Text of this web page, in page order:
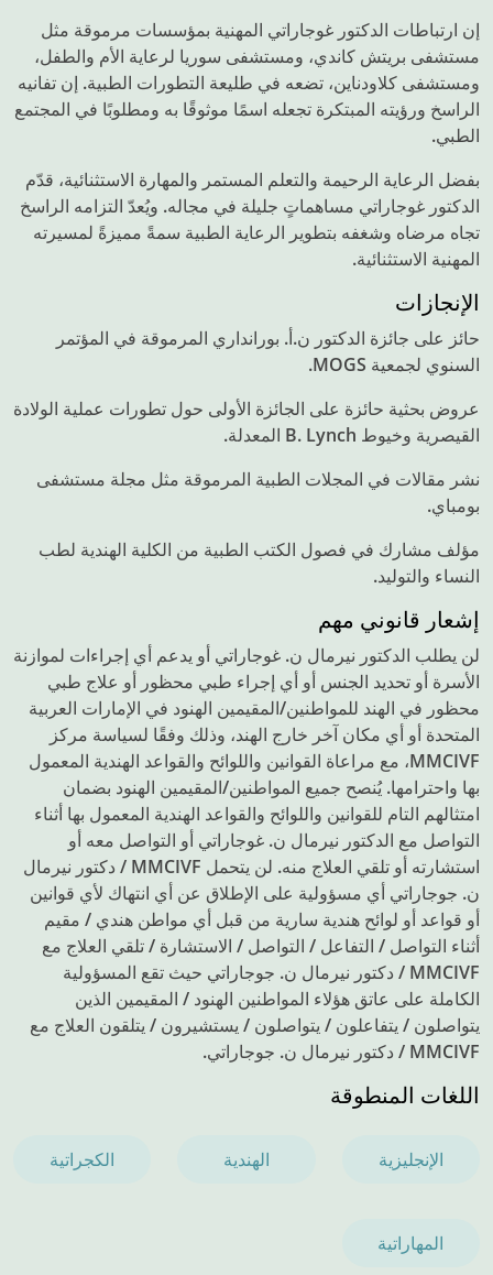
إن ارتباطات الدكتور غوجاراتي المهنية بمؤسسات مرموقة مثل
مستشفى بريتش كاندي، ومستشفى سوريا لرعاية الأم والطفل،
ومستشفى كلاودناين، تضعه في طليعة التطورات الطبية. إن تفانيه
الراسخ ورؤيته المبتكرة تجعله اسمًا موثوقًا به ومطلوبًا في المجتمع
الطبي.
بفضل الرعاية الرحيمة والتعلم المستمر والمهارة الاستثنائية، قدّم
الدكتور غوجاراتي مساهماتٍ جليلة في مجاله. ويُعدّ التزامه الراسخ
تجاه مرضاه وشغفه بتطوير الرعاية الطبية سمةً مميزةً لمسيرته
المهنية الاستثنائية.
الإنجازات
حائز على جائزة الدكتور ن.أ. بورانداري المرموقة في المؤتمر
السنوي لجمعية MOGS.
عروض بحثية حائزة على الجائزة الأولى حول تطورات عملية الولادة
القيصرية وخيوط B. Lynch المعدلة.
نشر مقالات في المجلات الطبية المرموقة مثل مجلة مستشفى
بومباي.
مؤلف مشارك في فصول الكتب الطبية من الكلية الهندية لطب
النساء والتوليد.
إشعار قانوني مهم
لن يطلب الدكتور نيرمال ن. غوجاراتي أو يدعم أي إجراءات لموازنة
الأسرة أو تحديد الجنس أو أي إجراء طبي محظور أو علاج طبي
محظور في الهند للمواطنين/المقيمين الهنود في الإمارات العربية
المتحدة أو أي مكان آخر خارج الهند، وذلك وفقًا لسياسة مركز
MMCIVF، مع مراعاة القوانين واللوائح والقواعد الهندية المعمول
بها واحترامها. يُنصح جميع المواطنين/المقيمين الهنود بضمان
امتثالهم التام للقوانين واللوائح والقواعد الهندية المعمول بها أثناء
التواصل مع الدكتور نيرمال ن. غوجاراتي أو التواصل معه أو
استشارته أو تلقي العلاج منه. لن يتحمل MMCIVF / دكتور نيرمال
ن. جوجاراتي أي مسؤولية على الإطلاق عن أي انتهاك لأي قوانين
أو قواعد أو لوائح هندية سارية من قبل أي مواطن هندي / مقيم
أثناء التواصل / التفاعل / التواصل / الاستشارة / تلقي العلاج مع
MMCIVF / دكتور نيرمال ن. جوجاراتي حيث تقع المسؤولية
الكاملة على عاتق هؤلاء المواطنين الهنود / المقيمين الذين
يتواصلون / يتفاعلون / يتواصلون / يستشيرون / يتلقون العلاج مع
MMCIVF / دكتور نيرمال ن. جوجاراتي.
اللغات المنطوقة
الإنجليزية الهندية الكجراتية
المهاراتية